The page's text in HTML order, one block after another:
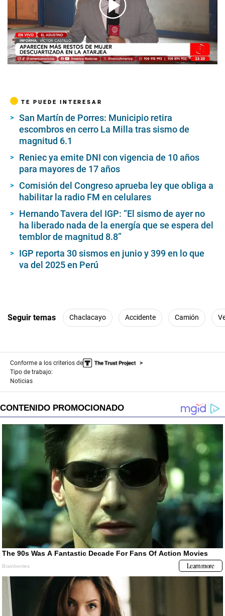
00:00/03:02
TE PUEDE INTERESAR
San Martín de Porres: Municipio retira
escombros en cerro La Milla tras sismo de
magnitud 6.1
Reniec ya emite DNI con vigencia de 10 años
para mayores de 17 años
Comisión del Congreso aprueba ley que obliga a
habilitar la radio FM en celulares
Hernando Tavera del IGP: “El sismo de ayer no
ha liberado nada de la energía que se espera del
temblor de magnitud 8.8”
IGP reporta 30 sismos en junio y 399 en lo que
va del 2025 en Perú
Seguir temas Chaclacayo Accidente Camión
Conforme a los criterios de
Tipo de trabajo:
Noticias